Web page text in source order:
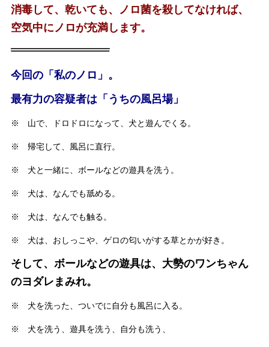
消毒して、乾いても、ノロ菌を殺してなければ、
空気中にノロが充満します。
今回の「私のノロ」。
最有力の容疑者は「うちの風呂場」
※ 山で、ドロドロになって、犬と遊んでくる。
※ 帰宅して、風呂に直行。
※ 犬と一緒に、ボールなどの遊具を洗う。
※ 犬は、なんでも舐める。
※ 犬は、なんでも触る。
※ 犬は、おしっこや、ゲロの匂いがする草とかが好き。
そして、ボールなどの遊具は、大勢のワンちゃん
のヨダレまみれ。
※ 犬を洗った、ついでに自分も風呂に入る。
※ 犬を洗う、遊具を洗う、自分も洗う、